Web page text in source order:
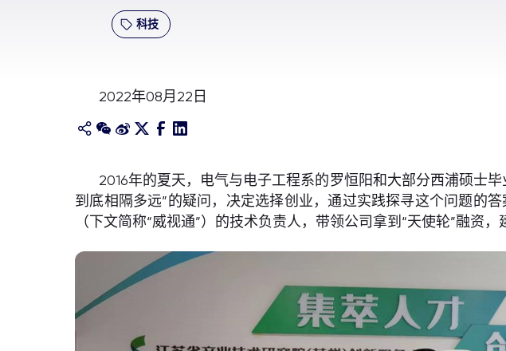
科技
2022年08月22日
2016年的夏天，电气与电子工程系的罗恒阳和大部分西浦硕士
到底相隔多远”的疑问，决定选择创业，通过实践探寻这个问题的
（下文简称“威视通”）的技术负责人，带领公司拿到“天使轮”融资，